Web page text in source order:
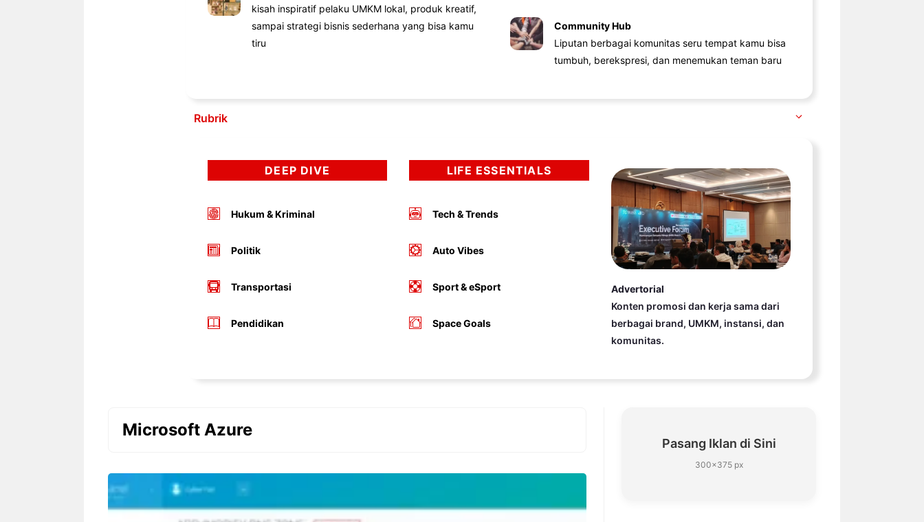
kisah inspiratif pelaku UMKM lokal, produk kreatif,
sampai strategi bisnis sederhana yang bisa kamu
tiru
Community Hub
Liputan berbagai komunitas seru tempat kamu bisa
tumbuh, berekspresi, dan menemukan teman baru
Rubrik
DEEP DIVE
Hukum & Kriminal
Politik
Transportasi
Pendidikan
LIFE ESSENTIALS
Tech & Trends
Auto Vibes
Sport & eSport
Space Goals
Advertorial
Konten promosi dan kerja sama dari
berbagai brand, UMKM, instansi, dan
komunitas.
Microsoft Azure
Pasang Iklan di Sini
300×375 px